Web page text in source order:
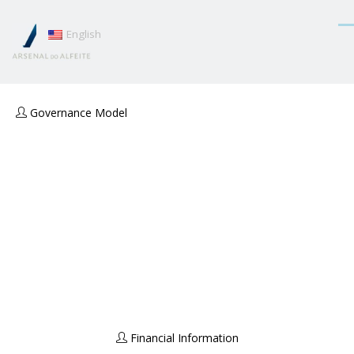
Governance Model
Financial Information
English